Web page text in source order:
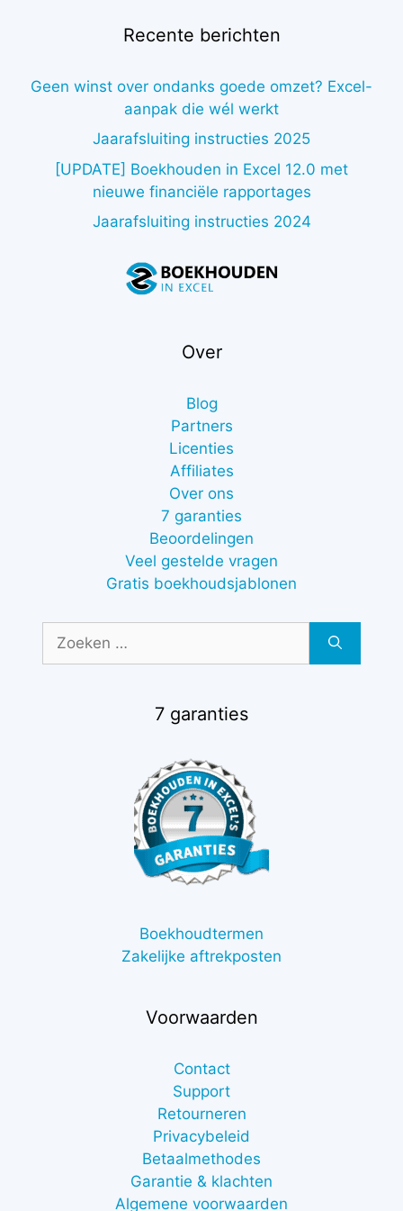
Recente berichten
Geen winst over ondanks goede omzet? Excel-
aanpak die wél werkt
Jaarafsluiting instructies 2025
[UPDATE] Boekhouden in Excel 12.0 met
nieuwe financiële rapportages
Jaarafsluiting instructies 2024
Over
Blog
Partners
Licenties
Affiliates
Over ons
7 garanties
Beoordelingen
Veel gestelde vragen
Gratis boekhoudsjablonen
Zoek
7 garanties
Boekhoudtermen
Zakelijke aftrekposten
Voorwaarden
Contact
Support
Retourneren
Privacybeleid
Betaalmethodes
Garantie & klachten
Algemene voorwaarden